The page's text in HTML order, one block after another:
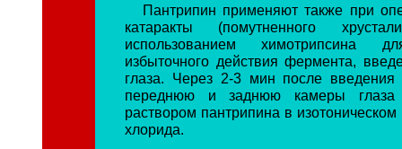
Пантрипин применяют также при
катаракты (помутненного
использованием химотрипсина
избыточного действия фермента,
глаза. Через 2-3 мин после введения
переднюю и заднюю камеры
раствором пантрипина в изотоническом
хлорида.